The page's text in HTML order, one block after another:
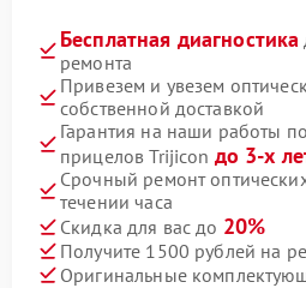
Бесплатная диагностика
ремонта
Привезем и увезем
собственной доставкой
Гарантия на наши работы
прицелов Trijicon до 3-х
Срочный ремонт
течении часа
Скидка для вас до 20%
Получите 1500 рублей на
Оригинальные